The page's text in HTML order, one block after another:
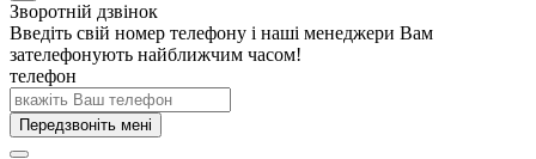
Зворотній дзвінок
Введіть свій номер телефону і наші менеджери Вам
зателефонують найближчим часом!
телефон
Передзвоніть мені